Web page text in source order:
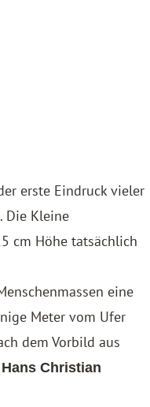
erste Eindruck vieler
Die Kleine
cm Höhe tatsächlich
eine
Meter vom Ufer
dem Vorbild aus
Hans Christian